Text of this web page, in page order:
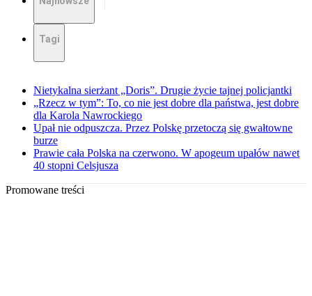
Tagi
Nietykalna sierżant „Doris”. Drugie życie tajnej policjantki
„Rzecz w tym”: To, co nie jest dobre dla państwa, jest dobre
dla Karola Nawrockiego
Upał nie odpuszcza. Przez Polskę przetoczą się gwałtowne
burze
Prawie cała Polska na czerwono. W apogeum upałów nawet
40 stopni Celsjusza
Promowane treści